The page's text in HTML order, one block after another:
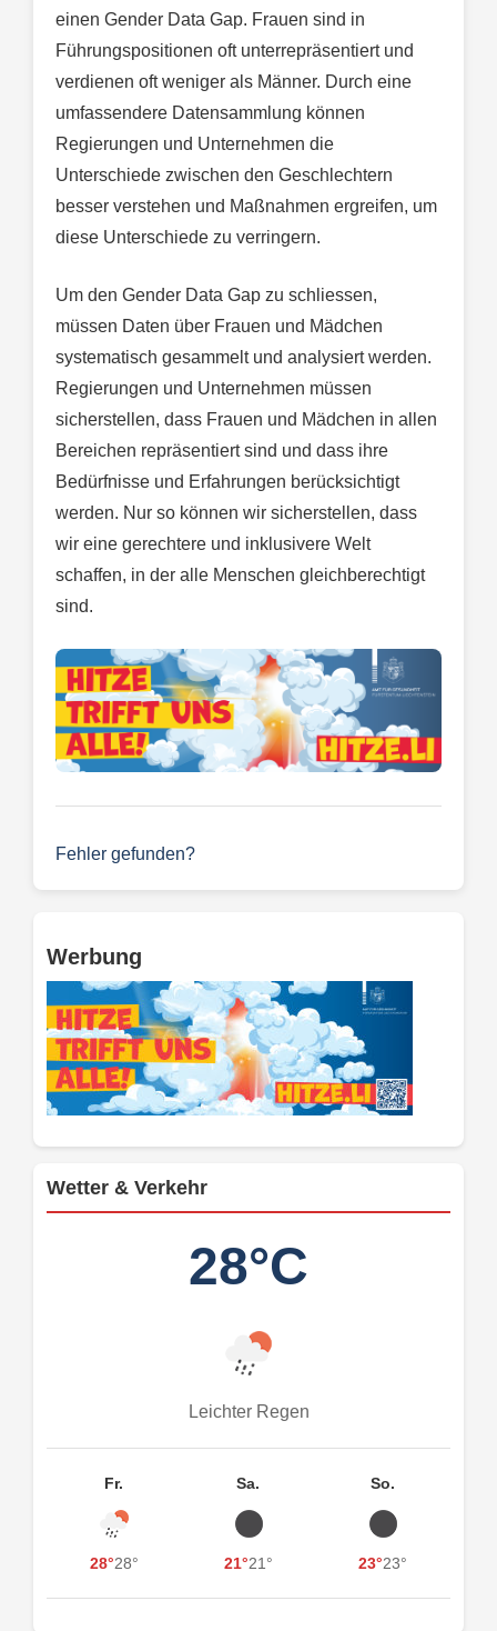
einen Gender Data Gap. Frauen sind in
Führungspositionen oft unterrepräsentiert und
verdienen oft weniger als Männer. Durch eine
umfassendere Datensammlung können
Regierungen und Unternehmen die
Unterschiede zwischen den Geschlechtern
besser verstehen und Maßnahmen ergreifen, um
diese Unterschiede zu verringern.
Um den Gender Data Gap zu schliessen,
müssen Daten über Frauen und Mädchen
systematisch gesammelt und analysiert werden.
Regierungen und Unternehmen müssen
sicherstellen, dass Frauen und Mädchen in allen
Bereichen repräsentiert sind und dass ihre
Bedürfnisse und Erfahrungen berücksichtigt
werden. Nur so können wir sicherstellen, dass
wir eine gerechtere und inklusivere Welt
schaffen, in der alle Menschen gleichberechtigt
sind.
Fehler gefunden?
Werbung
Wetter & Verkehr
28°C
Leichter Regen
Fr.
28°28°
Sa.
21°21°
So.
23°23°